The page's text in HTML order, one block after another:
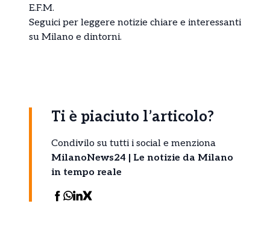
E.F.M.
Seguici per leggere notizie chiare e interessanti
su Milano e dintorni.
Ti è piaciuto l’articolo?
Condivilo su tutti i social e menziona
MilanoNews24 | Le notizie da Milano
in tempo reale